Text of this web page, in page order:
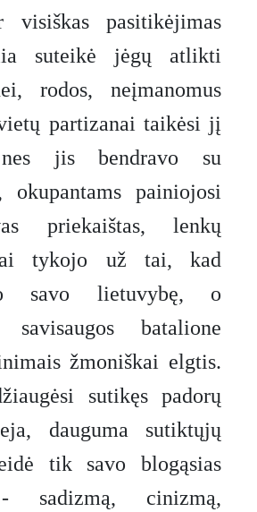
visiškas pasitikėjimas
suteikė jėgų atlikti
rodos, neįmanomus
partizanai taikėsi jį
jis bendravo su
okupantams painiojosi
priekaištas, lenkų
tykojo už tai, kad
savo lietuvybę, o
savisaugos batalione
žmoniškai elgtis.
sutikęs padorų
dauguma sutiktųjų
tik savo blogąsias
sadizmą, cinizmą,